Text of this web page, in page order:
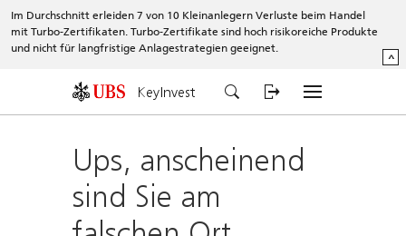
Im Durchschnitt erleiden 7 von 10 Kleinanlegern Verluste beim Handel
mit Turbo-Zertifikaten. Turbo-Zertifikate sind hoch risikoreiche Produkte
und nicht für langfristige Anlagestrategien geeignet.
^
KeyInvest
Ups, anscheinend
sind Sie am